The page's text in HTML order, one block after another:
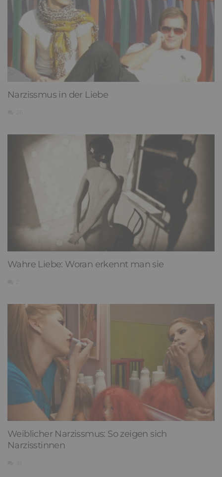
Narzissmus in der Liebe
Wahre Liebe: Woran erkennt man sie
Weiblicher Narzissmus: So zeigen sich
Narzisstinnen